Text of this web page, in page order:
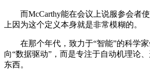
而McCarthy能在会议上说服参会者使
上因为这个定义本身就是非常模糊的。
在那个年代，致力于“智能”的科学家
向“数据驱动”，而是专注于自动机理论
东西。